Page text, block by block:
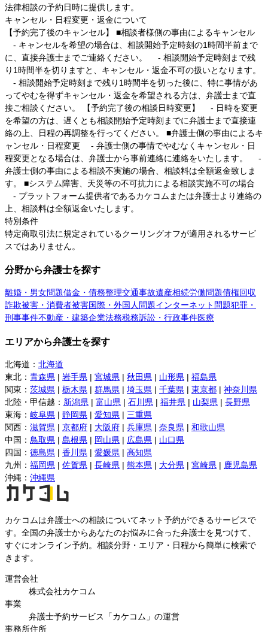
法律相談の予約日時に提供します。
キャンセル・日程変更・返金について
【予約完了後のキャンセル】 ■相談者様側の事由によるキャンセル
- キャンセルを希望の場合は、相談開始予定時刻の1時間半前まで
に、直接弁護士までご連絡ください。 - 相談開始予定時刻まで残
り1時間半を切りますと、キャンセル・返金不可の扱いとなります。
- 相談開始予定時刻まで残り1時間半を切った後に、特に事情があ
ってやむを得ずキャンセル・返金を希望される方は、弁護士まで直
接ご相談ください。 【予約完了後の相談日時変更】 - 日時を変更
を希望の方は、遅くとも相談開始予定時刻までに弁護士まで直接連
絡の上、日程の再調整を行ってください。 ■弁護士側の事由によるキ
ャンセル・日程変更 - 弁護士側の事情でやむなくキャンセル・日
程変更となる場合は、弁護士から事前連絡に連絡をいたします。 -
弁護士側の事由による相談不実施の場合、相談料は全額返金致しま
す。 ■システム障害、天災等の不可抗力による相談実施不可の場合
- プラットフォーム提供者であるカケコムまたは弁護士より連絡の
上、相談料は全額返金いたします。
特別条件
特定商取引法に規定されているクーリングオフが適用されるサービ
スではありません。
分野から弁護士を探す
離婚・男女問題借金・債務整理交通事故遺産相続労働問題債権回収
詐欺被害・消費者被害国際・外国人問題インターネット問題犯罪・
刑事事件不動産・建築企業法務税務訴訟・行政事件医療
エリアから弁護士を探す
北海道 ： 北海道
東北 ： 青森県 | 岩手県 | 宮城県 | 秋田県 | 山形県 | 福島県
関東 ： 茨城県 | 栃木県 | 群馬県 | 埼玉県 | 千葉県 | 東京都 | 神奈川県
北陸・甲信越 ： 新潟県 | 富山県 | 石川県 | 福井県 | 山梨県 | 長野県
東海 ： 岐阜県 | 静岡県 | 愛知県 | 三重県
関西 ： 滋賀県 | 京都府 | 大阪府 | 兵庫県 | 奈良県 | 和歌山県
中国 ： 鳥取県 | 島根県 | 岡山県 | 広島県 | 山口県
四国 ： 徳島県 | 香川県 | 愛媛県 | 高知県
九州 ： 福岡県 | 佐賀県 | 長崎県 | 熊本県 | 大分県 | 宮崎県 | 鹿児島県
沖縄 ： 沖縄県
カケコムは弁護士への相談についてネット予約ができるサービスで
す。全国の弁護士からあなたのお悩みに合った弁護士を見つけて、
すぐにオンライン予約。相談分野・エリア・日程から簡単に検索で
きます。
運営会社
株式会社カケコム
事業
弁護士予約サービス「カケコム」の運営
事務所住所